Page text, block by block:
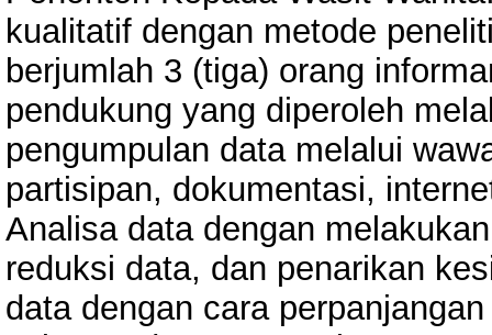
kualitatif dengan metode
berjumlah 3 (tiga) orang
pendukung yang diperoleh
pengumpulan data melalui
partisipan, dokumentasi,
Analisa data dengan
reduksi data, dan penarikan
data dengan cara